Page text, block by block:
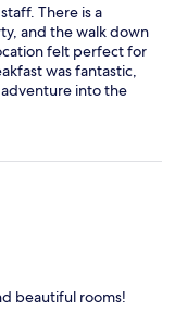
There is a
and the walk down
felt perfect for
was fantastic,
into the
visit.
beautiful rooms!